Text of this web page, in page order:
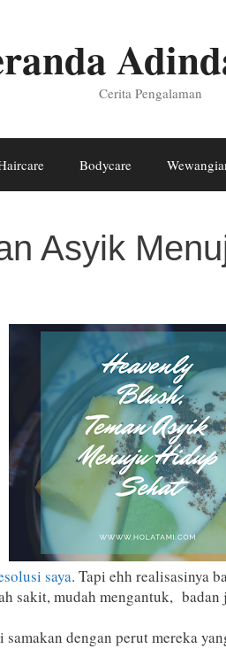
Cerita Pengalaman
Bodycare
Asyik
saya. Tapi ehh realisasinya
sakit, mudah mengantuk,
dengan perut mereka